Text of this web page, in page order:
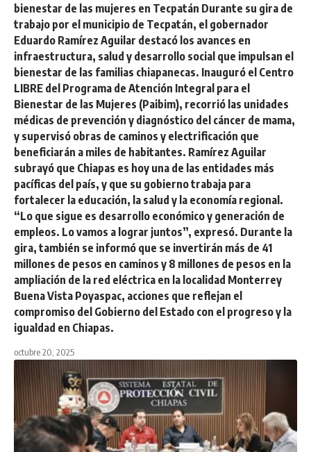
bienestar de las mujeres en Tecpatán Durante su gira de
trabajo por el municipio de Tecpatán, el gobernador
Eduardo Ramírez Aguilar destacó los avances en
infraestructura, salud y desarrollo social que impulsan el
bienestar de las familias chiapanecas. Inauguró el Centro
LIBRE del Programa de Atención Integral para el
Bienestar de las Mujeres (Paibim), recorrió las unidades
médicas de prevención y diagnóstico del cáncer de mama,
y supervisó obras de caminos y electrificación que
beneficiarán a miles de habitantes. Ramírez Aguilar
subrayó que Chiapas es hoy una de las entidades más
pacíficas del país, y que su gobierno trabaja para
fortalecer la educación, la salud y la economía regional.
“Lo que sigue es desarrollo económico y generación de
empleos. Lo vamos a lograr juntos”, expresó. Durante la
gira, también se informó que se invertirán más de 41
millones de pesos en caminos y 8 millones de pesos en la
ampliación de la red eléctrica en la localidad Monterrey
Buena Vista Poyaspac, acciones que reflejan el
compromiso del Gobierno del Estado con el progreso y la
igualdad en Chiapas.
octubre 20, 2025